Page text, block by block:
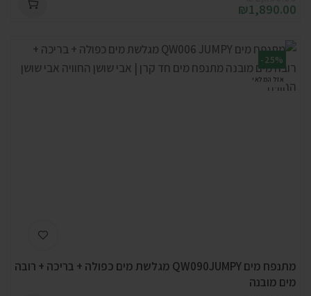
₪1,890.00
-25%
אזל המלאי
מתנפח מים QW090JUMPY מגלשת מים כפולה + בריכה + רובה
מים מובנה